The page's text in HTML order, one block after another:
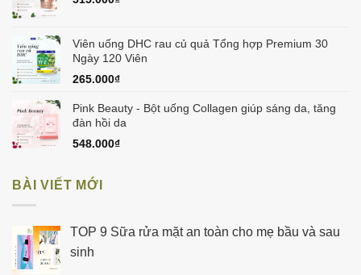
Viên uống DHC rau củ quả Tổng hợp Premium 30
Ngày 120 Viên
265.000₫
Pink Beauty - Bột uống Collagen giúp sáng da, tăng
đàn hồi da
548.000₫
BÀI VIẾT MỚI
TOP 9 Sữa rửa mặt an toàn cho mẹ bầu và sau
sinh